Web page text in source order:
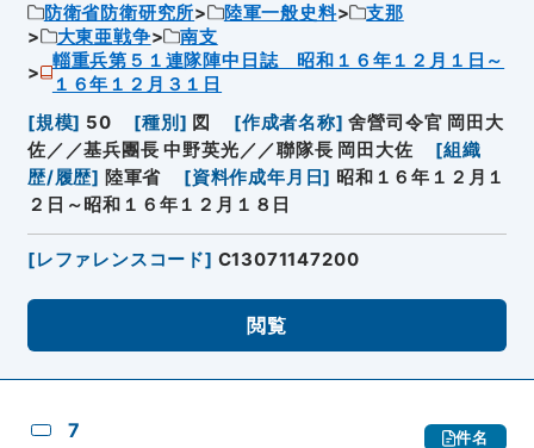
防衛省防衛研究所 陸軍一般史料
支那
大東亜戦争
南支
輜重兵第５１連隊陣中日誌 昭和１６年１２月１日～
１６年１２月３１日
[規模] 50 [種別 ] 図 [作成者名称] 舍營司令官 岡田大
佐／／基兵團長 中野英光／／聯隊長 岡田大佐
[組織
歴/履歴] 陸軍省 [資料作成年月日] 昭和１６年１２月１
２日～昭和１６年１２月１８日
[レファレンスコード] C13071147200
閲覧
7 件名